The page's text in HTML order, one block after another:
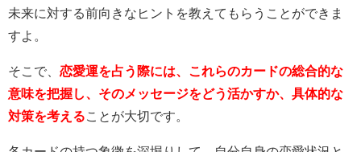
未来に対する前向きなヒントを教えてもらうことができま
すよ。
そこで、 恋愛運を占う際には、これらのカードの総合的な
意味を把握し、そのメッセージをどう活かすか、具体的な
対策を考えることが大切です。